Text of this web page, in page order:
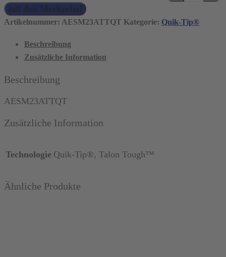
Quik-
auf den Merkzettel
Artikelnummer: AESM23ATTQT Kategorie: Quik-Tip®
Beschreibung
Zusätzliche Information
Beschreibung
AESM23ATTQT
Zusätzliche Information
Technologie Quik-Tip®, Talon Tough™
Ähnliche Produkte